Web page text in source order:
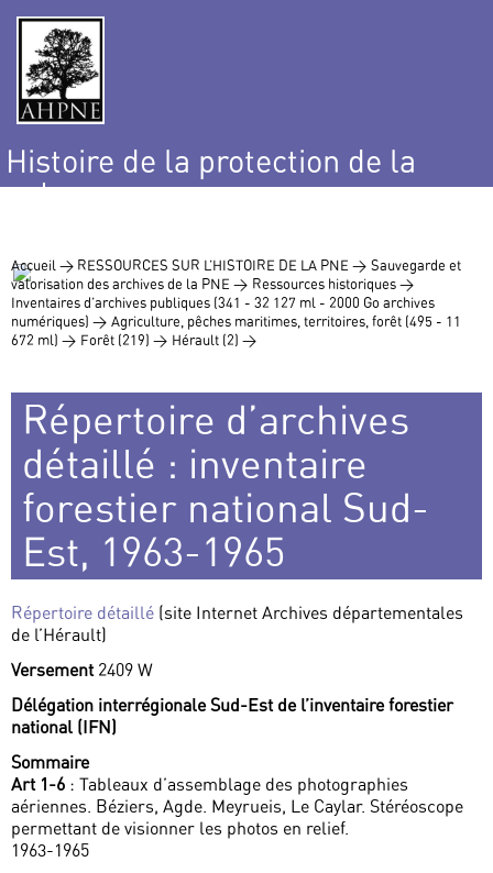
Histoire de la protection de la
nature
Accueil > RESSOURCES SUR L’HISTOIRE DE LA PNE > Sauvegarde et
valorisation des archives de la PNE > Ressources historiques >
Inventaires d’archives publiques (341 - 32 127 ml - 2000 Go archives
numériques) > Agriculture, pêches maritimes, territoires, forêt (495 - 11
672 ml) > Forêt (219) > Hérault (2) >
Répertoire d’archives
détaillé : inventaire
forestier national Sud-
Est, 1963-1965
Répertoire détaillé (site Internet Archives départementales
de l’Hérault)
Versement 2409 W
Délégation interrégionale Sud-Est de l’inventaire forestier
national (IFN)
Sommaire
Art 1-6 : Tableaux d’assemblage des photographies
aériennes. Béziers, Agde. Meyrueis, Le Caylar. Stéréoscope
permettant de visionner les photos en relief.
1963-1965